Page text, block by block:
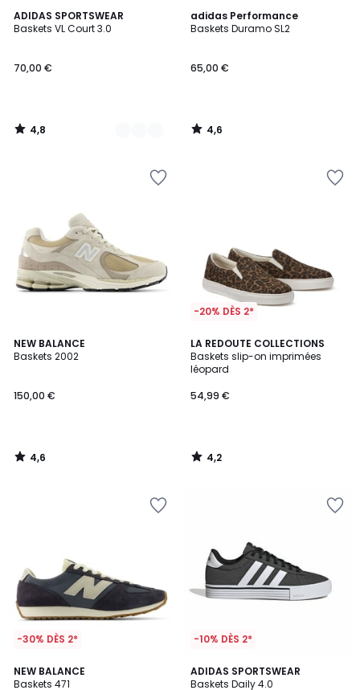
ADIDAS SPORTSWEAR
Baskets VL Court 3.0
70,00 €
4,8
/ 5
2
Couleurs
4,8
/
adidas Performance
Baskets Duramo SL2
65,00 €
4,6
/ 5
4,6
/
NEW BALANCE
Baskets 2002
150,00 €
4,6
/ 5
4,6
/
-20% DÈS 2*
LA REDOUTE COLLECTIONS
Baskets slip-on imprimées
léopard
54,99 €
4,2
/ 5
4,2
/
-30% DÈS 2*
NEW BALANCE
Baskets 471
4,2
/ 5
-10% DÈS 2*
ADIDAS SPORTSWEAR
Baskets Daily 4.0
4,8
/ 5